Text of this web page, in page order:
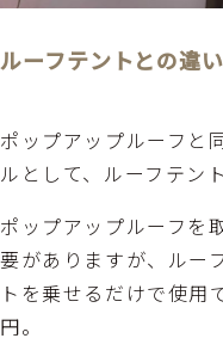
ルーフテントとの違い
ポップアップルーフと
ルとして、ルーフテン
ポップアップルーフを
要がありますが、ルー
トを乗せるだけで使
円。